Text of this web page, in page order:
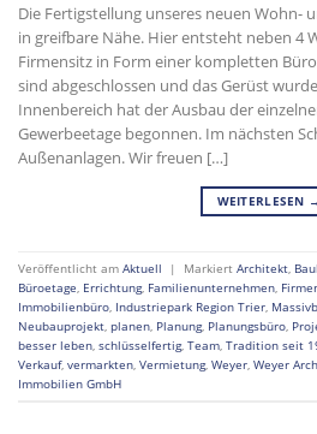
Die Fertigstellung unseres neuen Wohn-
in greifbare Nähe. Hier entsteht neben 4
Firmensitz in Form einer kompletten
sind abgeschlossen und das Gerüst
Innenbereich hat der Ausbau der
Gewerbeetage begonnen. Im nächsten
Außenanlagen. Wir freuen […]
WEITERLESEN →
Veröffentlicht am Aktuell | Markiert Architekt,
Büroetage, Errichtung, Familienunternehmen,
Immobilienbüro, Industriepark Region Trier,
Neubauprojekt, planen, Planung, Planungsbüro,
besser leben, schlüsselfertig, Team, Tradition seit
Verkauf, vermarkten, Vermietung, Weyer, Weyer
Immobilien GmbH